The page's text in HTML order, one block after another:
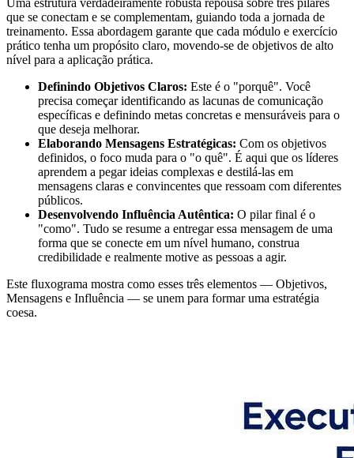
Uma estrutura verdadeiramente robusta repousa sobre três pilares
que se conectam e se complementam, guiando toda a jornada de
treinamento. Essa abordagem garante que cada módulo e exercício
prático tenha um propósito claro, movendo-se de objetivos de alto
nível para a aplicação prática.
Definindo Objetivos Claros: Este é o "porquê". Você
precisa começar identificando as lacunas de comunicação
específicas e definindo metas concretas e mensuráveis para o
que deseja melhorar.
Elaborando Mensagens Estratégicas: Com os objetivos
definidos, o foco muda para o "o quê". É aqui que os líderes
aprendem a pegar ideias complexas e destilá-las em
mensagens claras e convincentes que ressoam com diferentes
públicos.
Desenvolvendo Influência Autêntica: O pilar final é o
"como". Tudo se resume a entregar essa mensagem de uma
forma que se conecte em um nível humano, construa
credibilidade e realmente motive as pessoas a agir.
Este fluxograma mostra como esses três elementos — Objetivos,
Mensagens e Influência — se unem para formar uma estratégia
coesa.